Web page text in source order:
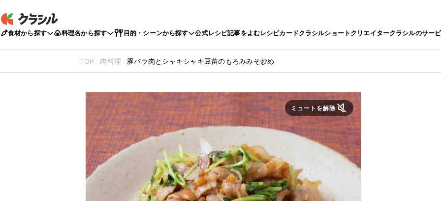
食材から探す 料理名から探す 目的・シーンから探す 公式レシピ記事をよむレシピカードクラシルショートクリエイタークラシルのサー
TOP 肉料理 豚バラ肉とシャキシャキ豆苗のもろみみそ炒め
ミュートを解除